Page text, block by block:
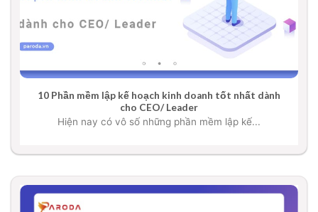
10 Phần mềm lập kế hoạch kinh doanh tốt nhất dành
cho CEO/ Leader
Hiện nay có vô số những phần mềm lập kế...